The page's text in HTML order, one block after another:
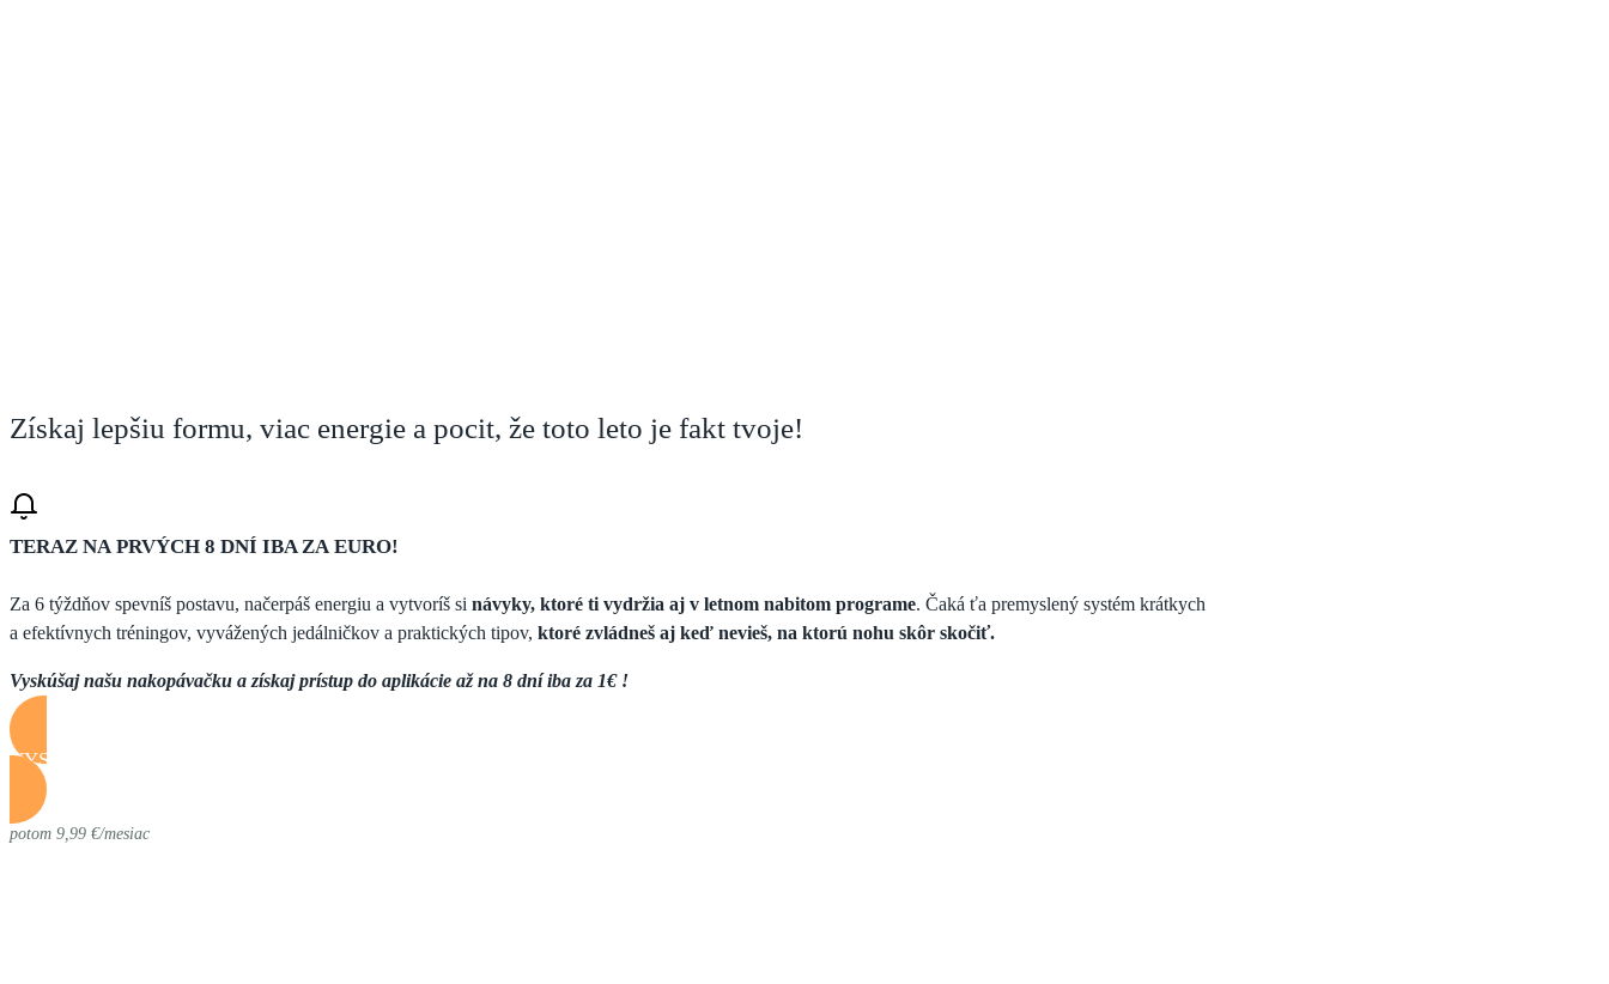
Získaj lepšiu formu, viac energie a pocit, že toto leto je fakt tvoje!
TERAZ NA PRVÝCH 8 DNÍ IBA ZA EURO!
Za 6 týždňov spevníš postavu, načerpáš energiu a vytvoríš si návyky, ktoré ti vydržia aj v letnom nabitom programe. Čaká ťa premyslený systém krátkych
a efektívnych tréningov, vyvážených jedálničkov a praktických tipov, ktoré zvládneš aj keď nevieš, na ktorú nohu skôr skočiť.
Vyskúšaj našu nakopávačku a získaj prístup do aplikácie až na 8 dní iba za 1€ !
VYSKÚŠAŤ NAKOPÁVAČKU ZA 1€!
potom 9,99 €/mesiac